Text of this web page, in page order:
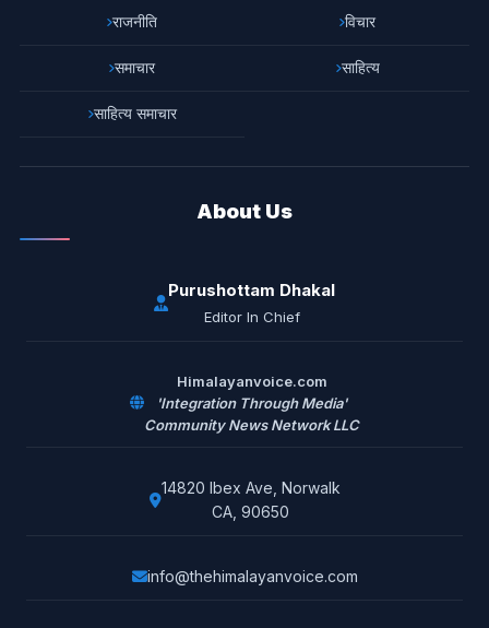
राजनीति विचार
समाचार साहित्य
साहित्य समाचार
About Us
Purushottam Dhakal
Editor In Chief
Himalayanvoice.com
'Integration Through Media'
Community News Network LLC
14820 Ibex Ave, Norwalk
CA, 90650
info@thehimalayanvoice.com